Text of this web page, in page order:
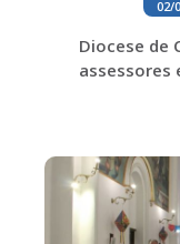
02/
Diocese de
assessores